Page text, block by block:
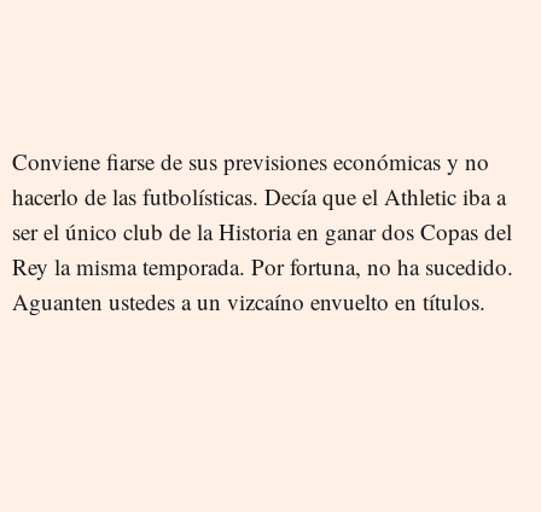
Conviene fiarse de sus previsiones económicas y no
hacerlo de las futbolísticas. Decía que el Athletic iba a
ser el único club de la Historia en ganar dos Copas del
Rey la misma temporada. Por fortuna, no ha sucedido.
Aguanten ustedes a un vizcaíno envuelto en títulos.